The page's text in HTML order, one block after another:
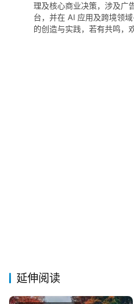
理及核心商业决策，涉及广
台，并在 AI 应用及跨境领
的创造与实践，若有共鸣，
延伸阅读